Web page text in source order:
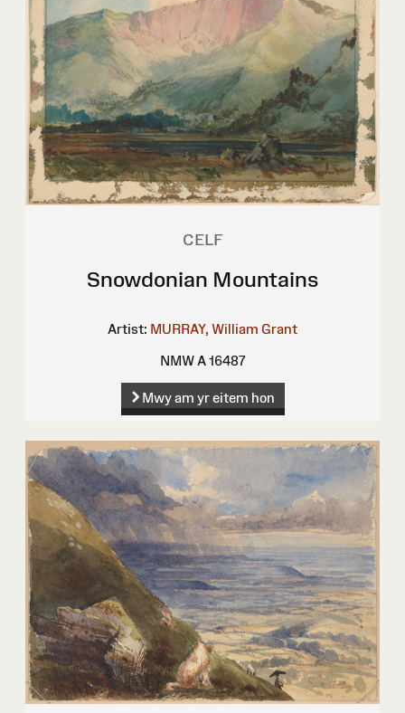
CELF
Snowdonian Mountains
Artist: MURRAY, William Grant
NMW A 16487
Mwy am yr eitem hon